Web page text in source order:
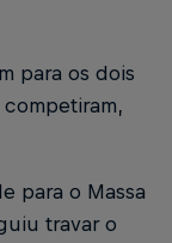
para os dois
para o Massa
travar o